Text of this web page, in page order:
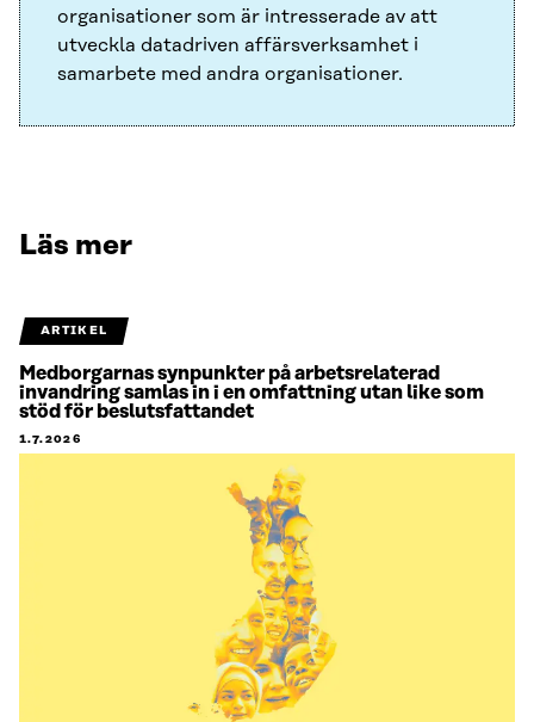
organisationer som är intresserade av att
utveckla datadriven affärsverksamhet i
samarbete med andra organisationer.
Läs mer
ARTIKEL
Medborgarnas synpunkter på arbetsrelaterad
invandring samlas in i en omfattning utan like som
stöd för beslutsfattandet
1.7.2026